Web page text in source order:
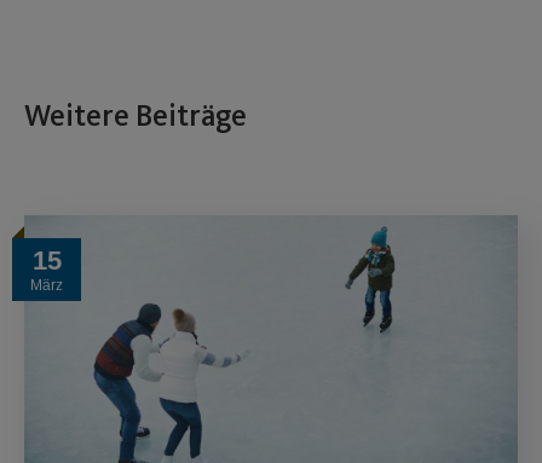
Weitere Beiträge
15
März